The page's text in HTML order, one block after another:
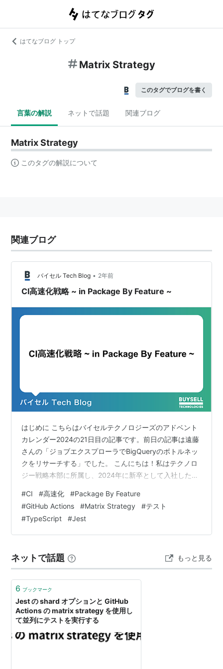
はてなブログ トップ
Matrix Strategy
このタグでブログを書く
言葉の解説 ネットで話題 関連ブログ
Matrix Strategy
このタグの解説について
関連ブログ
バイセル Tech Blog • 2年前
CI高速化戦略 ~ in Package By Feature ~
はじめに こちらはバイセルテクノロジーズのアドベント
カレンダー2024の21日目の記事です。前日の記事は遠藤
さんの「ジョブエクスプローラでBigQueryのボトルネッ
クをリサーチする」でした。 こんにちは！私はテクノロ
ジー戦略本部に所属し、2024年に新卒として入社した高
経験を積み、現在は開発3部のCRMチームでフロントエ
ンドエンジニア（以下、FEエンジニア）として働いてい
ます。 この度、チーム内で継続的インテグレーション
（以下、CI）の速度改善に取り組む機会があり、その内
少しでもCIの…
#CI #高速化 #Package By Feature
#GitHub Actions #Matrix Strategy #テスト
#TypeScript #Jest
ネットで話題 もっと見る
6 ブックマーク
Jest の shard オプションと GitHub
Actions の matrix strategy を使用し
て並列にテストを実行する